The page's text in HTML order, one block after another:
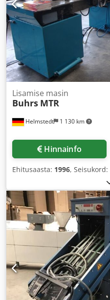
Helmstedt 1 130 km
Lisamise masin
Buhrs MTR
Hinnainfo
Ehitusaasta: 1996, Seisukord: